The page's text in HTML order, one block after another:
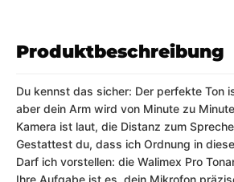
Produktbeschreibung
Du kennst das sicher: Der perfekte Ton
aber dein Arm wird von Minute zu
Kamera ist laut, die Distanz zum
Gestattest du, dass ich Ordnung in
Darf ich vorstellen: die Walimex Pro
Ihre Aufgabe ist es, dein Mikrofon